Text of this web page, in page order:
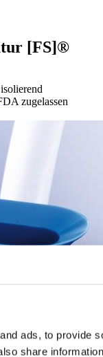
ads, to provide
share
[FS]®